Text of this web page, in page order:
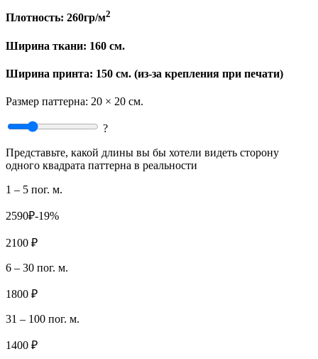
Плотность: 260гр/м2
Ширина ткани: 160 см.
Ширина принта: 150 см. (из-за крепления при печати)
Размер паттерна: 20 × 20 см.
?
Представьте, какой длины вы бы хотели видеть сторону
одного квадрата паттерна в реальности
1 – 5 пог. м.
2590₽-19%
2100 ₽
6 – 30 пог. м.
1800 ₽
31 – 100 пог. м.
1400 ₽